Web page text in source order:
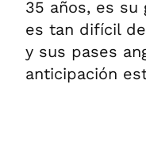
35 años, es su
es tan difícil
y sus pases
anticipación